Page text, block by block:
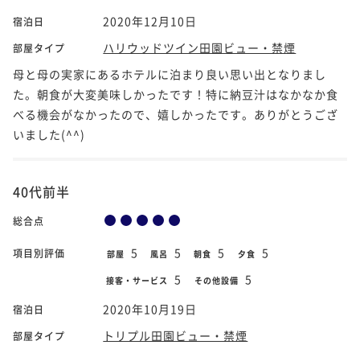
宿泊日 2020年12月10日
部屋タイプ
ハリウッドツイン田園ビュー・禁煙
母と母の実家にあるホテルに泊まり良い思い出となりまし
た。朝食が大変美味しかったです！特に納豆汁はなかなか食
べる機会がなかったので、嬉しかったです。ありがとうござ
いました(^^)
40代前半
総合点
項目別評価 部屋 5 風呂 5 朝食 5 夕食 5
接客・サービス 5 その他設備 5
宿泊日 2020年10月19日
部屋タイプ
トリプル田園ビュー・禁煙